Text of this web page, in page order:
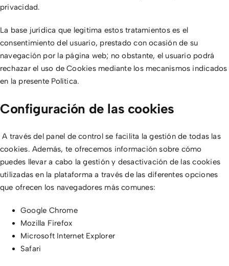
privacidad.
La base jurídica que legitima estos tratamientos es el
consentimiento del usuario, prestado con ocasión de su
navegación por la página web; no obstante, el usuario podrá
rechazar el uso de Cookies mediante los mecanismos indicados
en la presente Política.
Configuración de las cookies
A través del panel de control se facilita la gestión de todas las
cookies. Además, te ofrecemos información sobre cómo
puedes llevar a cabo la gestión y desactivación de las cookies
utilizadas en la plataforma a través de las diferentes opciones
que ofrecen los navegadores más comunes:
Google Chrome
Mozilla Firefox
Microsoft Internet Explorer
Safari